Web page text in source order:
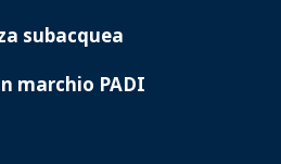
subacquea
marchio PADI